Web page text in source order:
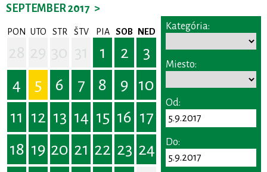
SEPTEMBER 2017 >
PON UTO STR ŠTV PIA SOB NED
1 2
3
4
5 6 7 8 9 10
11 12 13 14 15 16 17
18 19 20 21 22 23 24
Kategória:
Miesto:
Od:
Do: